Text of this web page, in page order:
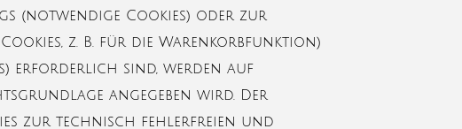
(notwendige Cookies) oder zur
z. B. für die Warenkorbfunktion)
erforderlich sind, werden auf
angegeben wird. Der
zur technisch fehlerfreien und